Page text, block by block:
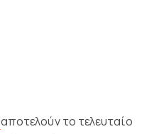
αποτελούν το τελευταίο